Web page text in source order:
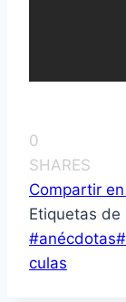
0
SHARES
Compartir
Etiquetas de
#anécdotas#
culas